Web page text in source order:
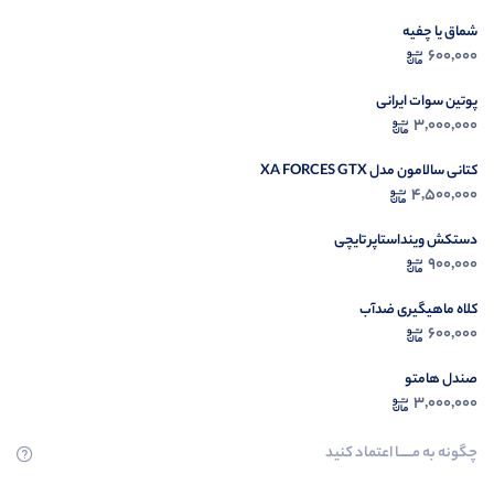
شماق یا چفیه
600,000
پوتین سوات ایرانی
3,000,000
کتانی سالامون مدل XA FORCES GTX
4,500,000
دستکش وینداستاپر تایچی
900,000
کلاه ماهیگیری ضدآب
600,000
صندل هامتو
3,000,000
چگونه به مــــــا اعتماد کنید